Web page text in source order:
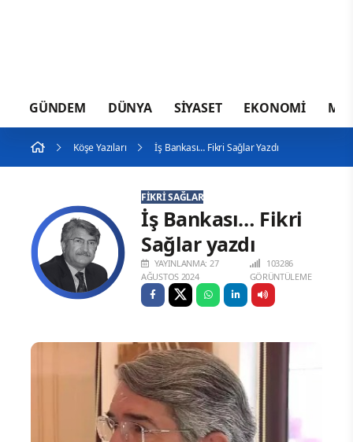
GÜNDEM DÜNYA SİYASET EKONOMİ
Köşe Yazıları İş Bankası… Fikri Sağlar Yazdı
FIKRI SAĞLAR
İş Bankası… Fikri
Sağlar yazdı
YAYINLANMA: 27
AĞUSTOS 2024
103286
GÖRÜNTÜLEME